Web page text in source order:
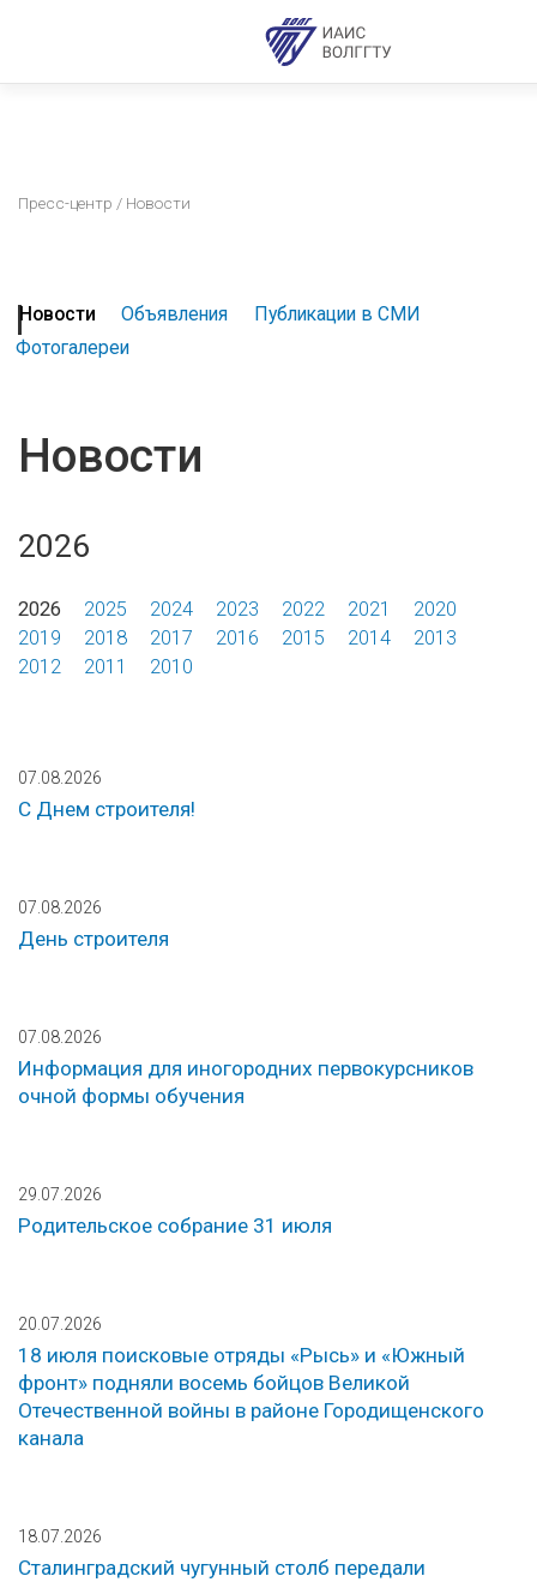
Пресс-центр / Новости
Новости Объявления
Публикации в СМИ
Фотогалереи
Новости
2026
2026 2025 2024 2023 2022 2021
2020
2019
2018 2017 2016 2015 2014
2013
2012
2011 2010
07.08.2026
С Днем строителя!
07.08.2026
День строителя
07.08.2026
Информация для иногородних первокурсников
очной формы обучения
29.07.2026
Родительское собрание 31 июля
20.07.2026
18 июля поисковые отряды «Рысь» и «Южный
фронт» подняли восемь бойцов Великой
Отечественной войны в районе Городищенского
канала
18.07.2026
Сталинградский чугунный столб передали